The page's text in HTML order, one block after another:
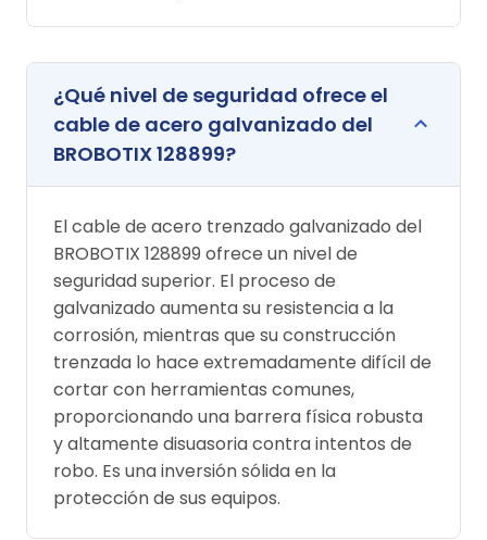
¿Qué nivel de seguridad ofrece el
cable de acero galvanizado del
BROBOTIX 128899?
El cable de acero trenzado galvanizado del
BROBOTIX 128899 ofrece un nivel de
seguridad superior. El proceso de
galvanizado aumenta su resistencia a la
corrosión, mientras que su construcción
trenzada lo hace extremadamente difícil de
cortar con herramientas comunes,
proporcionando una barrera física robusta
y altamente disuasoria contra intentos de
robo. Es una inversión sólida en la
protección de sus equipos.